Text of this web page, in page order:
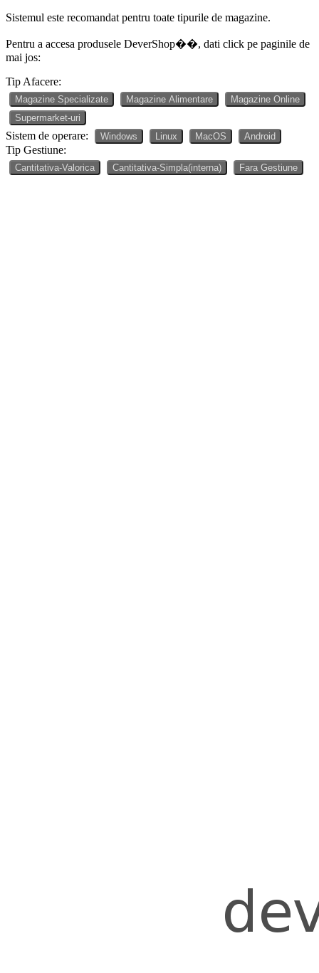
Sistemul este recomandat pentru toate tipurile de magazine.
Pentru a accesa produsele DeverShop��, dati click pe paginile de
mai jos:
Tip Afacere:
Magazine Specializate Magazine Alimentare
Magazine Online
Supermarket-uri
Sistem de operare: Windows Linux MacOS Android
Tip Gestiune:
Cantitativa-Valorica Cantitativa-Simpla(interna) Fara Gestiune